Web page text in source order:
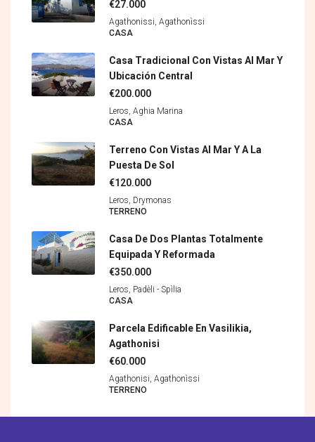
€27.000
Agathonissi, Agathonìssi
CASA
Casa Tradicional Con Vistas Al Mar Y
Ubicación Central
€200.000
Leros, Aghia Marina
CASA
Terreno Con Vistas Al Mar Y A La
Puesta De Sol
€120.000
Leros, Drymonas
TERRENO
Casa De Dos Plantas Totalmente
Equipada Y Reformada
€350.000
Leros, Padèli - Spìlia
CASA
Parcela Edificable En Vasilikia,
Agathonisi
€60.000
Agathonisi, Agathonìssi
TERRENO